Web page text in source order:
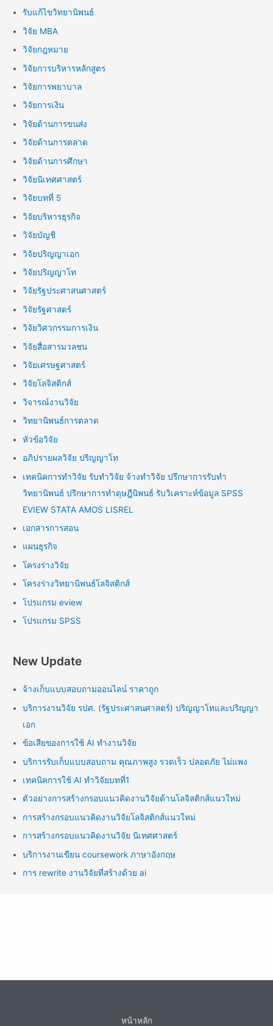
รับแก้ไขวิทยานิพนธ์
วิจัย MBA
วิจัยกฎหมาย
วิจัยการบริหารหลักสูตร
วิจัยการพยาบาล
วิจัยการเงิน
วิจัยด้านการขนส่ง
วิจัยด้านการตลาด
วิจัยด้านการศึกษา
วิจัยนิเทศศาสตร์
วิจัยบทที่ 5
วิจัยบริหารธุรกิจ
วิจัยบัญชี
วิจัยปริญญาเอก
วิจัยปริญญาโท
วิจัยรัฐประศาสนศาสตร์
วิจัยรัฐศาสตร์
วิจัยวิศวกรรมการเงิน
วิจัยสื่อสารมวลชน
วิจัยเศรษฐศาสตร์
วิจัยโลจิสติกส์
วิจารณ์งานวิจัย
วิทยานิพนธ์การตลาด
หัวข้อวิจัย
อภิปรายผลวิจัย ปริญญาโท
เทคนิคการทำวิจัย รับทำวิจัย จ้างทำวิจัย ปรึกษาการรับทำ
วิทยานิพนธ์ ปรึกษาการทำดุษฎีนิพนธ์ รับวิเคราะห์ข้อมูล SPSS
EVIEW STATA AMOS LISREL
เอกสารการสอน
แผนธุรกิจ
โครงร่างวิจัย
โครงร่างวิทยานิพนธ์โลจิสติกส์
โปรแกรม eview
โปรแกรม SPSS
New Update
จ้างเก็บแบบสอบถามออนไลน์ ราคาถูก
บริการงานวิจัย รปศ. (รัฐประศาสนศาสตร์) ปริญญาโทและปริญญา
เอก
ข้อเสียของการใช้ AI ทำงานวิจัย
บริการรับเก็บแบบสอบถาม คุณภาพสูง รวดเร็ว ปลอดภัย ไม่แพง
เทคนิคการใช้ AI ทำวิจัยบทที่1
ตัวอย่างการสร้างกรอบแนวคิดงานวิจัยด้านโลจิสติกส์แนวใหม่
การสร้างกรอบแนวคิดงานวิจัยโลจิสติกส์แนวใหม่
การสร้างกรอบแนวคิดงานวิจัย นิเทศศาสตร์
บริการงานเขียน coursework ภาษาอังกฤษ
การ rewrite งานวิจัยที่สร้างด้วย ai
หน้าหลัก